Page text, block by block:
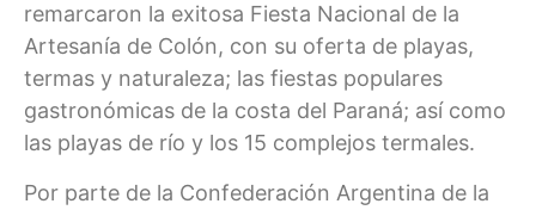
remarcaron la exitosa Fiesta Nacional de la
Artesanía de Colón, con su oferta de playas,
termas y naturaleza; las fiestas populares
gastronómicas de la costa del Paraná; así como
las playas de río y los 15 complejos termales.
Por parte de la Confederación Argentina de la